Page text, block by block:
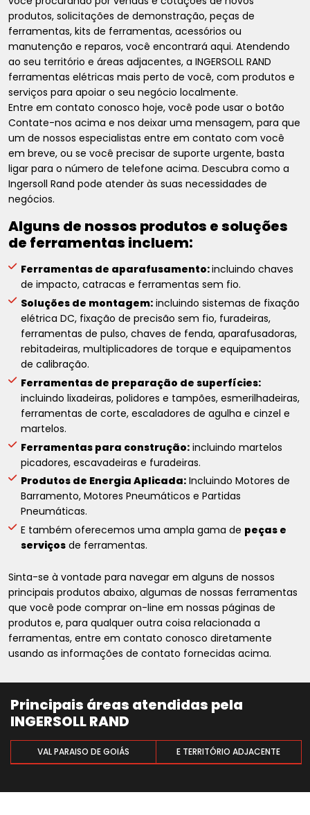
produtos, solicitações de demonstração, peças de
ferramentas, kits de ferramentas, acessórios ou
manutenção e reparos, você encontrará aqui. Atendendo
ao seu território e áreas adjacentes, a INGERSOLL RAND
ferramentas elétricas mais perto de você, com produtos e
serviços para apoiar o seu negócio localmente.
Entre em contato conosco hoje, você pode usar o botão
Contate-nos acima e nos deixar uma mensagem, para que
um de nossos especialistas entre em contato com você
em breve, ou se você precisar de suporte urgente, basta
ligar para o número de telefone acima. Descubra como a
Ingersoll Rand pode atender às suas necessidades de
negócios.
Alguns de nossos produtos e soluções
de ferramentas incluem:
Ferramentas de aparafusamento:incluindo chaves
de impacto, catracas e ferramentas sem fio.
Soluções de montagem: incluindo sistemas de fixação
elétrica DC, fixação de precisão sem fio, furadeiras,
ferramentas de pulso, chaves de fenda, aparafusadoras,
rebitadeiras, multiplicadores de torque e equipamentos
de calibração.
Ferramentas de preparação de superfícies:
incluindo lixadeiras, polidores e tampões, esmerilhadeiras,
ferramentas de corte, escaladores de agulha e cinzel e
martelos.
Ferramentas para construção: incluindo martelos
picadores, escavadeiras e furadeiras.
Produtos de Energia Aplicada: Incluindo Motores de
Barramento, Motores Pneumáticos e Partidas
Pneumáticas.
E também oferecemos uma ampla gama de peças e
serviços de ferramentas.
Sinta-se à vontade para navegar em alguns de nossos
principais produtos abaixo, algumas de nossas ferramentas
que você pode comprar on-line em nossas páginas de
produtos e, para qualquer outra coisa relacionada a
ferramentas, entre em contato conosco diretamente
usando as informações de contato fornecidas acima.
Principais áreas atendidas pela
INGERSOLL RAND
VAL PARAISO DE GOIÁS E TERRITÓRIO ADJACENTE